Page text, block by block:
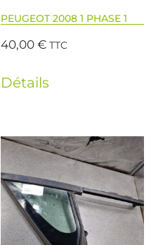
PEUGEOT 2008 1 PHASE 1
40,00€ TTC
Détails